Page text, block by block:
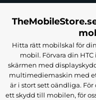
Hitta rätt mobilskal för
mobil. Förvara din
skärmen med
multimediemaskin med
är i stort sett oändliga. För
ett skydd till mobilen, för